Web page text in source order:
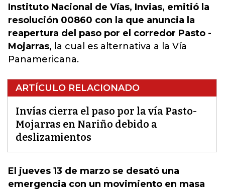
Instituto Nacional de Vías, Invias, emitió la
resolución 00860 con la que anuncia la
reapertura del paso por el corredor Pasto -
Mojarras, la cual es alternativa a la Vía
Panamericana.
ARTÍCULO RELACIONADO
Invías cierra el paso por la vía Pasto-
Mojarras en Nariño debido a
deslizamientos
El jueves 13 de marzo se desató una
emergencia con un movimiento en masa